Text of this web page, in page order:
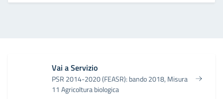
Vai a Servizio
PSR 2014-2020 (FEASR): bando 2018, Misura
11 Agricoltura biologica